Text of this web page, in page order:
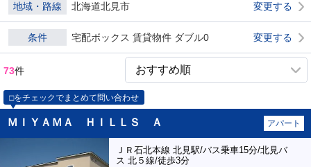
地域・路線 北海道北見市 変更する
条件 宅配ボックス 賃貸物件 ダブル0 変更する
73件
□をチェックでまとめて問い合わせ
ＭＩＹＡＭＡ ＨＩＬＬＳ Ａ アパート
ＪＲ石北本線 北見駅/バス乗車15分/北見バ
ス 北５線/徒歩3分